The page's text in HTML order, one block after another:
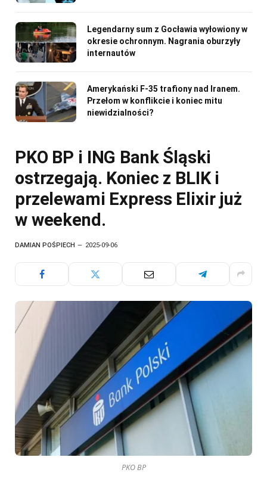
Legendarny sum z Gocławia wyłowiony w
okresie ochronnym. Nagrania oburzyły
internautów
Amerykański F-35 trafiony nad Iranem.
Przełom w konflikcie i koniec mitu
niewidzialności?
PKO BP i ING Bank Śląski
ostrzegają. Koniec z BLIK i
przelewami Express Elixir już
w weekend.
DAMIAN POŚPIECH 2025-09-06
PKO BP